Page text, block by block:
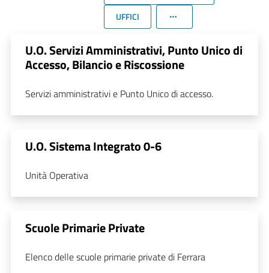
UFFICI
U.O. Servizi Amministrativi, Punto Unico di
Accesso, Bilancio e Riscossione
Servizi amministrativi e Punto Unico di accesso.
U.O. Sistema Integrato 0-6
Unità Operativa
Scuole Primarie Private
Elenco delle scuole primarie private di Ferrara